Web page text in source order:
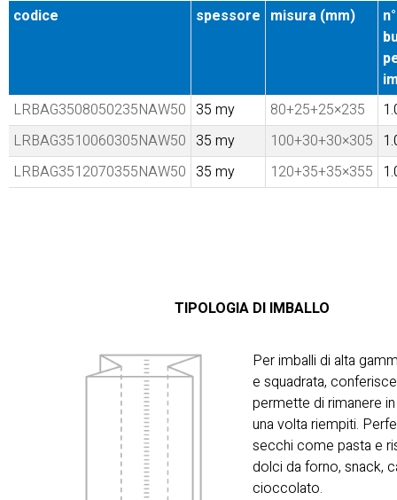
codice spessore misura (mm)
n°
LRBAG3508050235NAW50 35 my 80+25+25×235
LRBAG3510060305NAW50 35 my 100+30+30×305
LRBAG3512070355NAW50 35 my 120+35+35×355
TIPOLOGIA DI IMBALLO
Per imballi di alta
e squadrata,
permette di rimanere
una volta riempiti.
secchi come pasta e
dolci da forno, snack,
cioccolato.